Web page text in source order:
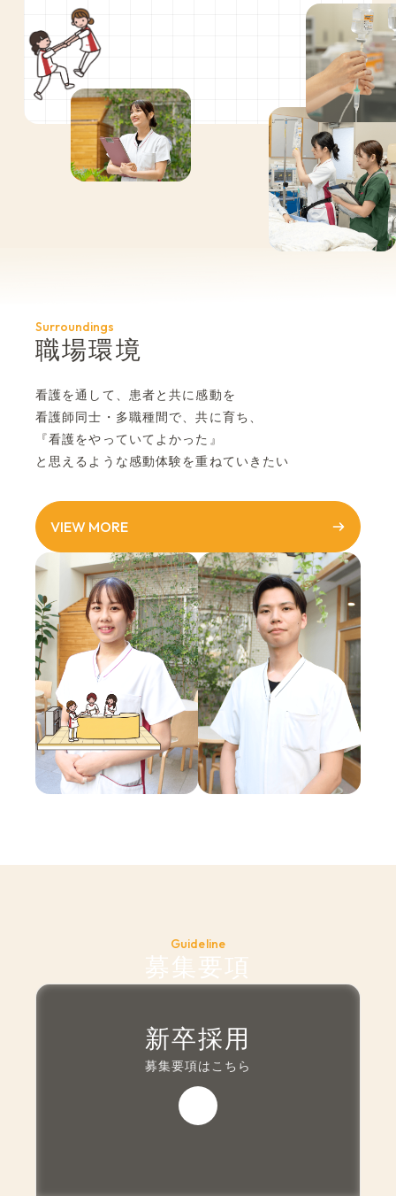
Surroundings
職場環境
看護を通して、患者と共に感動を
看護師同士・多職種間で、共に育ち、
『看護をやっていてよかった』
と思えるような感動体験を重ねていきたい
VIEW MORE
Guideline
募集要項
新卒採用
募集要項はこちら